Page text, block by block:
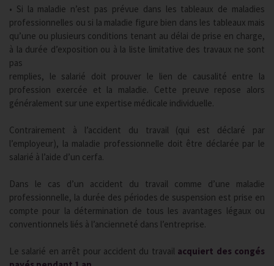
• Si la maladie n’est pas prévue dans les tableaux de maladies
professionnelles ou si la maladie figure bien dans les tableaux mais
qu’une ou plusieurs conditions tenant au délai de prise en charge,
à la durée d’exposition ou à la liste limitative des travaux ne sont
pas
remplies, le salarié doit prouver le lien de causalité entre la
profession exercée et la maladie. Cette preuve repose alors
généralement sur une expertise médicale individuelle.
Contrairement à l’accident du travail (qui est déclaré par
l’employeur), la maladie professionnelle doit être déclarée par le
salarié à l’aide d’un cerfa.
Dans le cas d’un accident du travail comme d’une maladie
professionnelle, la durée des périodes de suspension est prise en
compte pour la détermination de tous les avantages légaux ou
conventionnels liés à l’ancienneté dans l’entreprise.
Le salarié en arrêt pour accident du travail acquiert des congés